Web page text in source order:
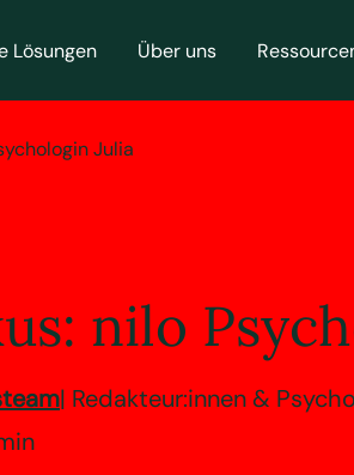
Lösungen Über uns
Julia
nilo
| Redakteur:innen &